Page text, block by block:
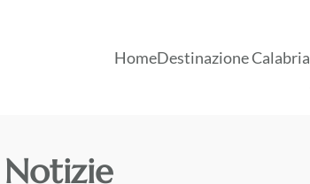
HomeDestinazione Calabria
Notizie